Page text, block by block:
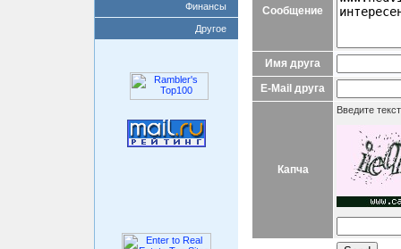
Финансы
Другое
Сообщение
Имя друга
E-Mail друга
Капча
Введите